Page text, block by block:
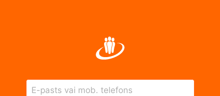
E-pasts vai mob. telefons